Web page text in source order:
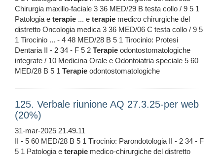
Chirurgia maxillo-faciale 3 36 MED/29 B testa collo / 9 5 1
Patologia e terapie ... e terapie medico chirurgiche del
distretto Oncologia medica 3 36 MED/06 C testa collo / 9 5
1 Tirocinio ... - 4 48 MED/28 B 5 1 Tirocinio: Protesi
Dentaria II - 2 34 - F 5 2 Terapie odontostomatologiche
integrate / 10 Medicina Orale e Odontoiatria speciale 5 60
MED/28 B 5 1 Terapie odontostomatologiche
125. Verbale riunione AQ 27.3.25-per web
(20%)
31-mar-2025 21.49.11
II - 5 60 MED/28 B 5 1 Tirocinio: Parondotologia II - 2 34 - F
5 1 Patologia e terapie medico-chirurgiche del distretto